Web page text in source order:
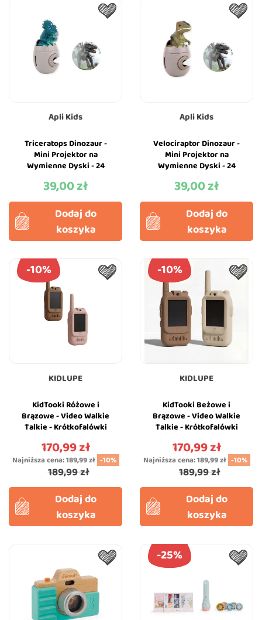
Apli Kids
Triceratops Dinozaur -
Mini Projektor na
Wymienne Dyski - 24
Cena
39,00 zł
Dodaj do
koszyka
Apli Kids
Velociraptor Dinozaur -
Mini Projektor na
Wymienne Dyski - 24
Cena
39,00 zł
Dodaj do
koszyka
KIDLUPE
KidTooki Różowe i
Brązowe - Video Walkie
Talkie - Krótkofalówki
Cena
170,99 zł
Najniższa cena:189,99 zł -10%
189,99 zł
-10%
Dodaj do
koszyka
KIDLUPE
KidTooki Beżowe i
Brązowe - Video Walkie
Talkie - Krótkofalówki
Cena
170,99 zł
Najniższa cena:189,99 zł -10%
189,99 zł
-10%
Dodaj do
koszyka
-25%